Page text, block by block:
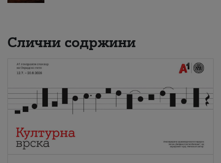
Слични содржини